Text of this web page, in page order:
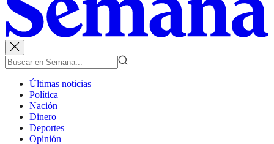
Últimas noticias
Política
Nación
Dinero
Deportes
Opinión